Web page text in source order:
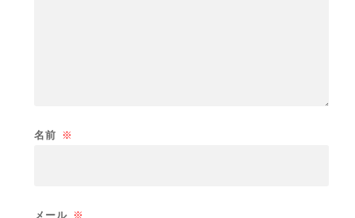
名前 ※
メール ※